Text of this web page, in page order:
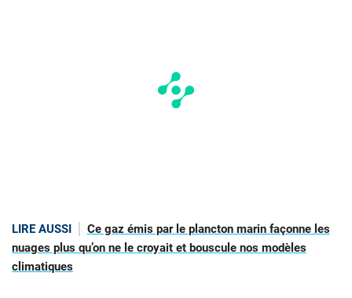
LIRE AUSSI
Ce gaz émis par le plancton marin façonne les
nuages plus qu’on ne le croyait et bouscule nos modèles
climatiques